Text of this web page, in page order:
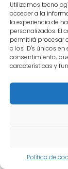
Utilizamos
acceder a la
la experiencia de
personalizados. El
permitirá procesar
o los ID's únicos en
consentimiento,
características y
Política de
ser
acabar con
juntos y se
La
lucha contra
un enemigo